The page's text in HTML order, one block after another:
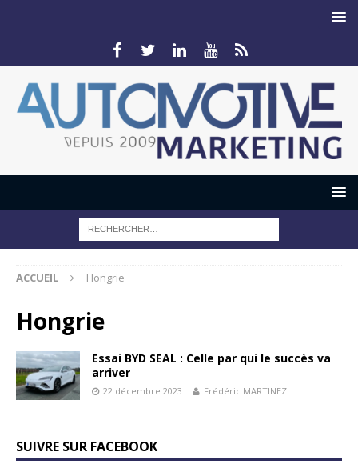
ACCUEIL Hongrie
Hongrie
Essai BYD SEAL : Celle par qui le succès va
arriver
22 décembre 2023 Frédéric MARTINEZ
SUIVRE SUR FACEBOOK